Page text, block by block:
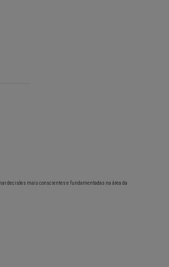
decisões mais conscientes e fundamentadas na área da